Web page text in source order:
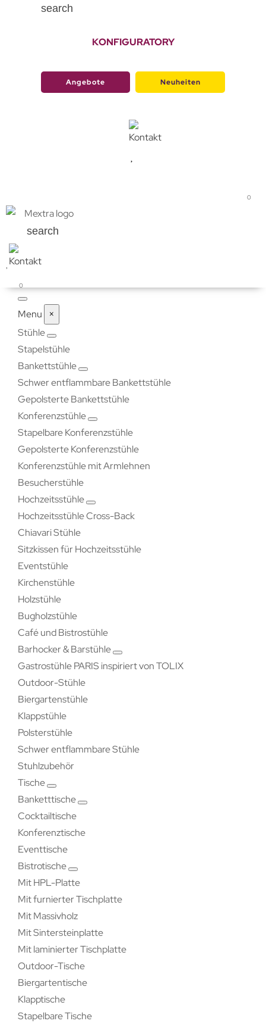
search
KONFIGURATORY
Angebote Neuheiten
0
search
0
Menu
×
Stühle
Stapelstühle
Bankettstühle
Schwer entflammbare Bankettstühle
Gepolsterte Bankettstühle
Konferenzstühle
Stapelbare Konferenzstühle
Gepolsterte Konferenzstühle
Konferenzstühle mit Armlehnen
Besucherstühle
Hochzeitsstühle
Hochzeitsstühle Cross-Back
Chiavari Stühle
Sitzkissen für Hochzeitsstühle
Eventstühle
Kirchenstühle
Holzstühle
Bugholzstühle
Café und Bistrostühle
Barhocker & Barstühle
Gastrostühle PARIS inspiriert von TOLIX
Outdoor-Stühle
Biergartenstühle
Klappstühle
Polsterstühle
Schwer entflammbare Stühle
Stuhlzubehör
Tische
Banketttische
Cocktailtische
Konferenztische
Eventtische
Bistrotische
Mit HPL-Platte
Mit furnierter Tischplatte
Mit Massivholz
Mit Sintersteinplatte
Mit laminierter Tischplatte
Outdoor-Tische
Biergartentische
Klapptische
Stapelbare Tische